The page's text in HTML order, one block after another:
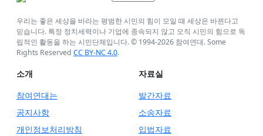
우리는 좋은 세상을 바라는 평범한 시민의 힘이 모일 때 세상은 바뀐다고
믿습니다. 특정 정치세력이나 기업에 종속되지 않고 오직 시민의 힘으로 독
립적인 활동을 하는 시민단체입니다. © 1994-2026 참여연대. Some
Rights Reserved CC BY-NC 4.0.
소개
참여연대는
공지사항
개인정보처리방침
자료실
발간자료
소송자료
입법자료